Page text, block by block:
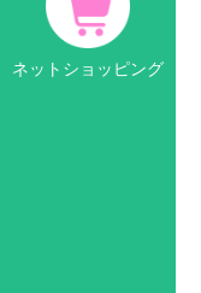
ネットショッピング